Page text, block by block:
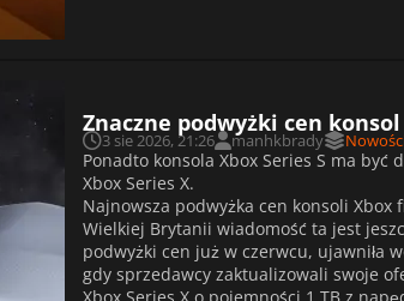
Znaczne podwyżki cen
3 sie 2026, 21:26 manhkbrady
Ponadto konsola Xbox Series S ma
Xbox Series X.
Najnowsza podwyżka cen konsoli
Wielkiej Brytanii wiadomość ta jest
podwyżki cen już w czerwcu, ujawniła
gdy sprzedawcy zaktualizowali swoje